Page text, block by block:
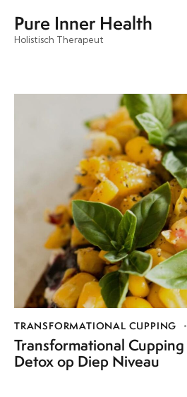
Pure Inner Health
Holistisch Therapeut
TRANSFORMATIONAL CUPPING
Transformational
Detox op Diep Niveau